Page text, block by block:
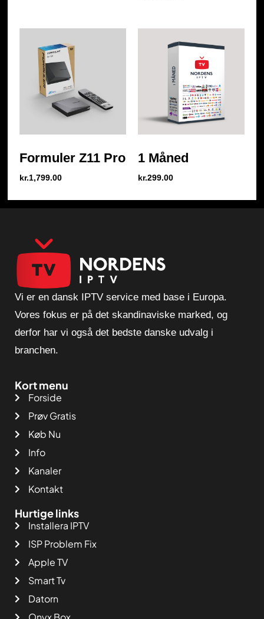
Formuler Z11 Pro
kr.1,799.00
1 Måned
kr.299.00
Vi er en dansk IPTV service med base i Europa.
Vores fokus er på det skandinaviske marked, og
derfor har vi også det bedste danske udvalg i
branchen.
Kort menu
Forside
Prøv Gratis
Køb Nu
Info
Kanaler
Kontakt
Hurtige links
Installera IPTV
ISP Problem Fix
Apple TV
Smart Tv
Datorn